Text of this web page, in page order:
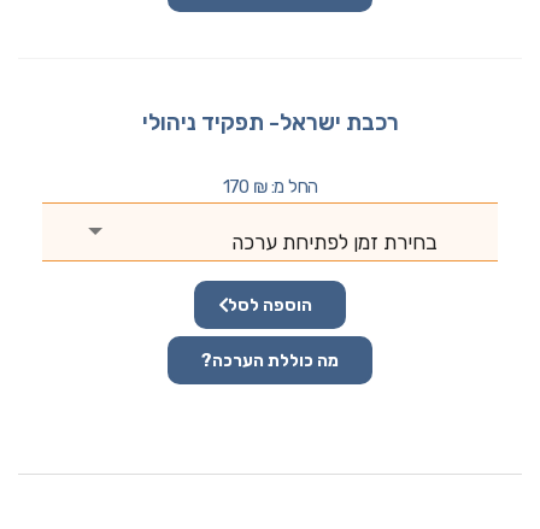
רכבת ישראל- תפקיד ניהולי
החל מ: 170 ₪
בחירת זמן לפתיחת ערכה
הוספה לסל
מה כוללת הערכה?